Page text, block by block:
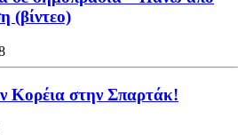
(βίντεο)
Κορέια στην Σπαρτάκ!